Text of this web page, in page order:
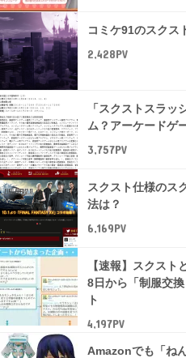
コミケ91のスクス
2,428PV
「スクストスラ
ム？アーケードゲ
3,757PV
スクスト仕様のス
法は？
6,169PV
【速報】スクス
8日から「制服交
ト
4,197PV
Amazonでも「ね